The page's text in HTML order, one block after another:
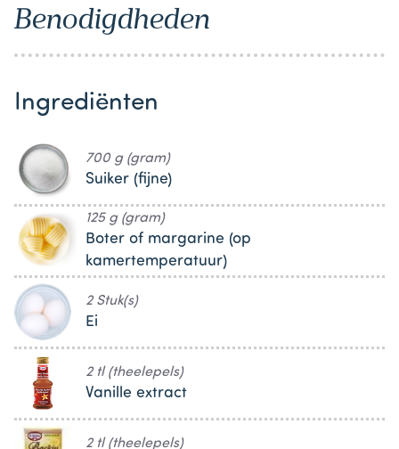
Benodigdheden
Ingrediënten
700 g (gram)
Suiker (fijne)
125 g (gram)
Boter of margarine (op
kamertemperatuur)
2 Stuk(s)
Ei
2 tl (theelepels)
Vanille extract
2 tl (theelepels)